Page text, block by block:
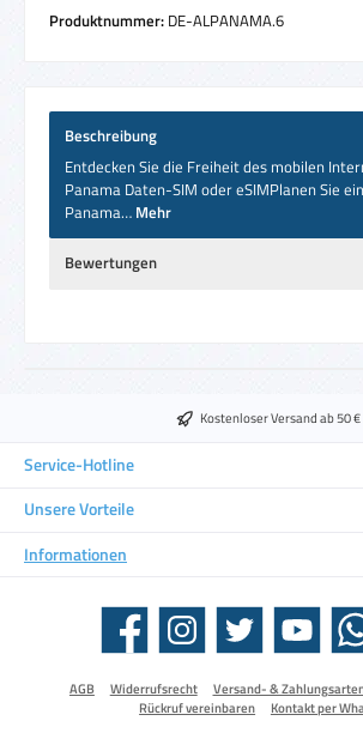
Produktnummer: DE-ALPANAMA.6
Beschreibung
Entdecken Sie die Freiheit des mobilen
Panama Daten-SIM oder eSIMPlanen Sie
Panama… Mehr
Bewertungen
Kostenloser Versand ab 50 €
Service-Hotline
Unsere Vorteile
Informationen
Facebook Instagram Twitter YouTube
AGB Widerrufsrecht Versand- &
Rückruf vereinbaren
Kontakt per